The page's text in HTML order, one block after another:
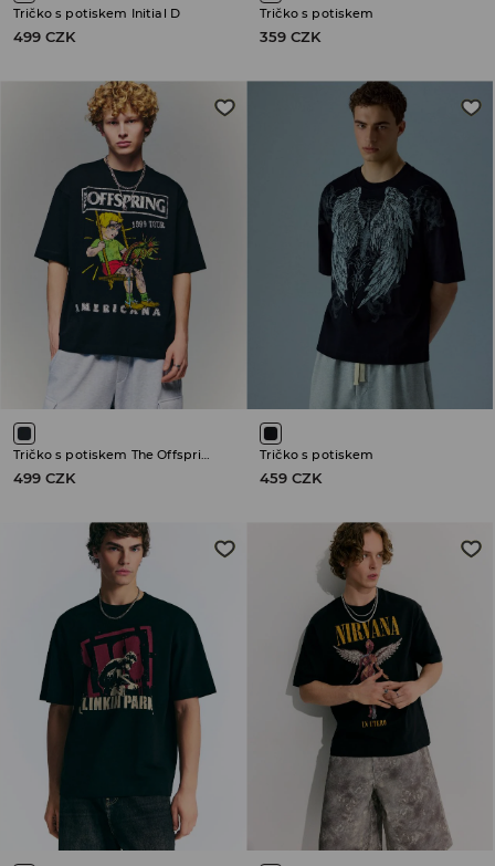
Tričko s potiskem Initial D
499 CZK
Tričko s potiskem
359 CZK
Tričko s potiskem The Offspring
499 CZK
Tričko s potiskem
459 CZK